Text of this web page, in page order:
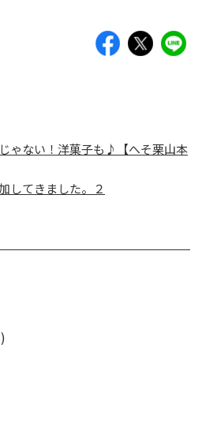
ゃない！洋菓子も♪【へそ栗山本
してきました。２